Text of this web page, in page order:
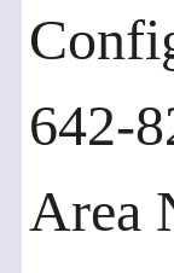
642-
Area